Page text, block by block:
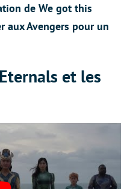
de We got this
aux Avengers pour un
et les